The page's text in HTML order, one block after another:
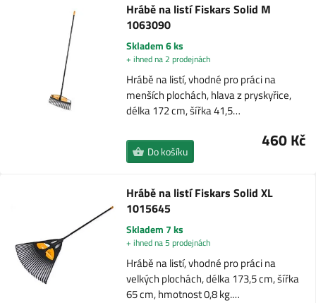
Hrábě na listí Fiskars Solid M
1063090
Skladem 6 ks
+ ihned na 2 prodejnách
Hrábě na listí, vhodné pro práci na
menších plochách, hlava z pryskyřice,
délka 172 cm, šířka 41,5…
460 Kč
Do košíku
Hrábě na listí Fiskars Solid XL
1015645
Skladem 7 ks
+ ihned na 5 prodejnách
Hrábě na listí, vhodné pro práci na
velkých plochách, délka 173,5 cm, šířka
65 cm, hmotnost 0,8 kg.…